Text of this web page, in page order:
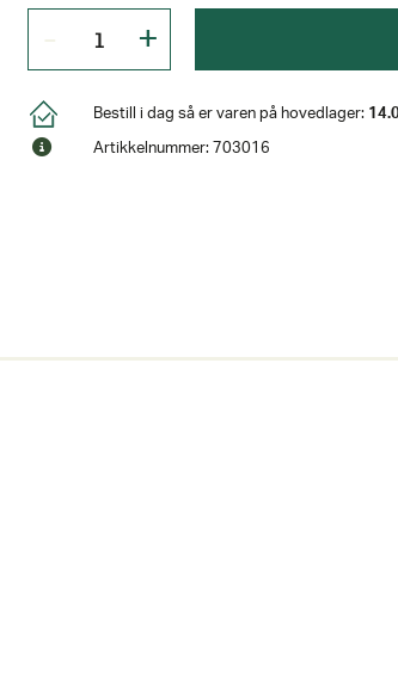
Bestill i dag så er varen på hovedlager:
Artikkelnummer: 703016